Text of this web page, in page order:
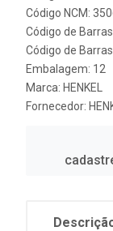
Código NCM:
Código de
Código de
Embalagem: 12
Marca: HENKEL
Fornecedor: